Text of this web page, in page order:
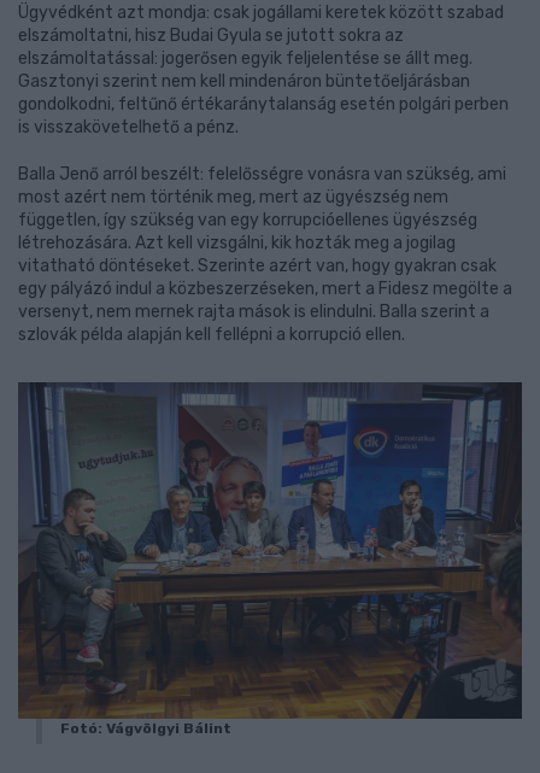
Ügyvédként azt mondja: csak jogállami keretek között szabad
elszámoltatni, hisz Budai Gyula se jutott sokra az
elszámoltatással: jogerősen egyik feljelentése se állt meg.
Gasztonyi szerint nem kell mindenáron büntetőeljárásban
gondolkodni, feltűnő értékaránytalanság esetén polgári perben
is visszakövetelhető a pénz.
Balla Jenő arról beszélt: felelősségre vonásra van szükség, ami
most azért nem történik meg, mert az ügyészség nem
független, így szükség van egy korrupcióellenes ügyészség
létrehozására. Azt kell vizsgálni, kik hozták meg a jogilag
vitatható döntéseket. Szerinte azért van, hogy gyakran csak
egy pályázó indul a közbeszerzéseken, mert a Fidesz megölte a
versenyt, nem mernek rajta mások is elindulni. Balla szerint a
szlovák példa alapján kell fellépni a korrupció ellen.
Fotó: Vágvölgyi Bálint